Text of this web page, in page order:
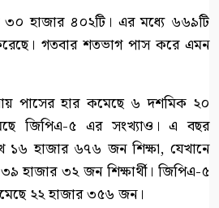
৩০ হাজার ৪০২টি। এর মধ্যে ৬৬৯টি
গতবার শতভাগ পাস করে এমন
পাসের হার কমেছে ৬ দশমিক ২০
জিপিএ-৫ এর সংখ্যাও। এ বছর
১৬ হাজার ৬৭৬ জন শিক্ষা, যেখানে
হাজার ৩২ জন শিক্ষার্থী। জিপিএ-৫
২২ হাজার ৩৫৬ জন।